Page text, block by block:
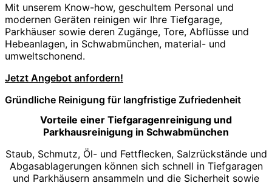
Mit unserem Know-how, geschultem Personal und
modernen Geräten reinigen wir Ihre Tiefgarage,
Parkhäuser sowie deren Zugänge, Tore, Abflüsse und
Hebeanlagen, in Schwabmünchen, material- und
umweltschonend.
Jetzt Angebot anfordern!
Gründliche Reinigung für langfristige Zufriedenheit
Vorteile einer Tiefgaragenreinigung und
Parkhausreinigung in Schwabmünchen
Staub, Schmutz, Öl- und Fettflecken, Salzrückstände und
Abgasablagerungen können sich schnell in Tiefgaragen
und Parkhäusern ansammeln und die Sicherheit sowie